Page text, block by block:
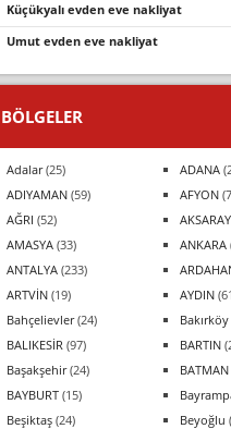
küçükyalı evden eve nakliyat
umut evden eve nakliyat
BÖLGELER
Adalar(25) ADANA
ADIYAMAN (59) AFYON
AĞRI (52) AKSARAY
AMASYA (33) ANKARA
ANTALYA (233)
ARTVİN (19) AYDIN
Bahçelievler(24) Bakırköy
BALIKESİR (97) BARTIN
Başakşehir(24) BATMAN
BAYBURT (15)
Beşiktaş (24) Beyoğlu